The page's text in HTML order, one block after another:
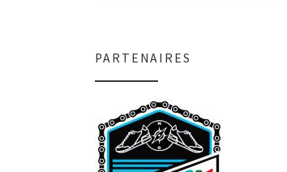
PARTENAIRES